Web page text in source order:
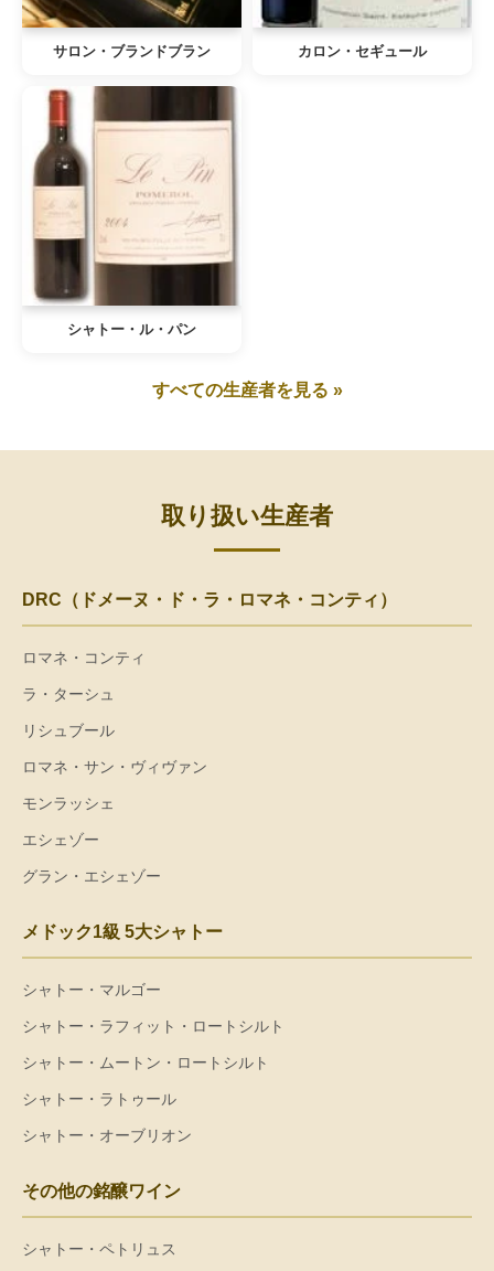
サロン・ブランドブラン カロン・セギュール
シャトー・ル・パン
すべての生産者を見る »
取り扱い生産者
DRC（ドメーヌ・ド・ラ・ロマネ・コンティ）
ロマネ・コンティ
ラ・ターシュ
リシュブール
ロマネ・サン・ヴィヴァン
モンラッシェ
エシェゾー
グラン・エシェゾー
メドック1級 5大シャトー
シャトー・マルゴー
シャトー・ラフィット・ロートシルト
シャトー・ムートン・ロートシルト
シャトー・ラトゥール
シャトー・オーブリオン
その他の銘醸ワイン
シャトー・ペトリュス